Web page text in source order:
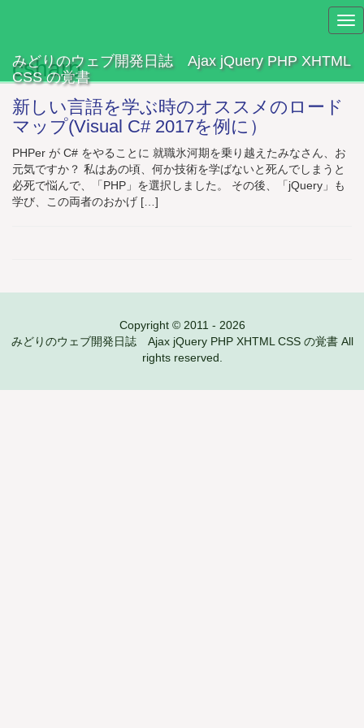
みどりのウェブ開発日誌 Ajax jQuery PHP XHTML
CSS の覚書
csharp
新しい言語を学ぶ時のオススメのロード
マップ(Visual C# 2017を例に）
PHPer が C# をやることに 就職氷河期を乗り越えたみなさん、お
元気ですか？ 私はあの頃、何か技術を学ばないと死んでしまうと
必死で悩んで、「PHP」を選択しました。 その後、「jQuery」も
学び、この両者のおかげ […]
Copyright © 2011 - 2026
みどりのウェブ開発日誌 Ajax jQuery PHP XHTML CSS の覚書 All
rights reserved.